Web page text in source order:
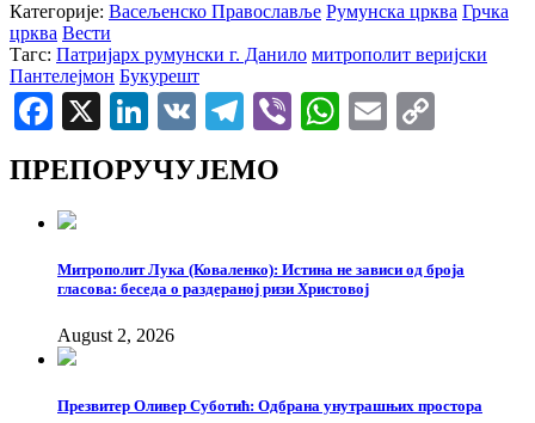
Категорије: Васељенско Православље Румунска црква Грчка
црква Вести
Тагс: Патријарх румунски г. Данило митрополит веријски
Пантелејмон Букурешт
Facebook
X LinkedIn
VK Telegram
ViberWhatsApp
Email
ПРЕПОРУЧУЈЕМО
Митрополит Лука (Коваленко): Истина не зависи од броја
гласова: беседа о раздераној ризи Христовој
August 2, 2026
Презвитер Оливер Суботић: Одбрана унутрашњих простора